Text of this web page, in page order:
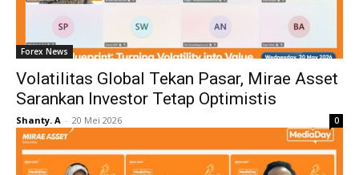
Forex News
Volatilitas Global Tekan Pasar, Mirae Asset
Sarankan Investor Tetap Optimistis
Shanty. A - 20 Mei 2026 0